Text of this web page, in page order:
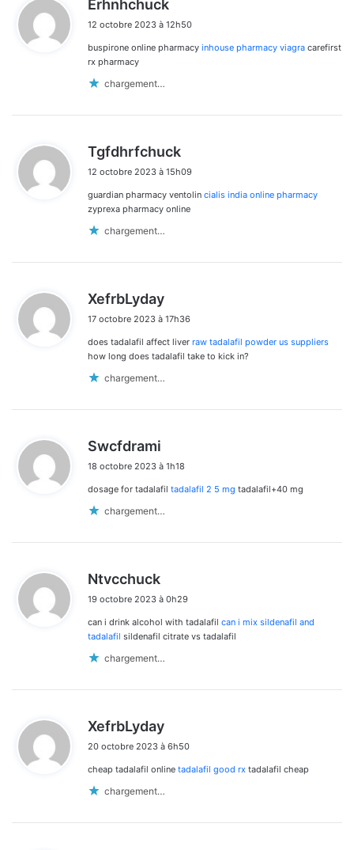
Erhnhchuck
t
12 octobre 2023 à 12h50
buspirone online pharmacy inhouse pharmacy viagra carefirst
rx pharmacy
chargement…
Tgfdhrfchuck
t
:
12 octobre 2023 à 15h09
guardian pharmacy ventolin cialis india online pharmacy
zyprexa pharmacy online
chargement…
XefrbLyday
t
:
17 octobre 2023 à 17h36
does tadalafil affect liver raw tadalafil powder us suppliers
how long does tadalafil take to kick in?
chargement…
Swcfdrami
t
18 octobre 2023 à 1h18
dosage for tadalafil tadalafil 2 5 mg tadalafil+40 mg
chargement…
Ntvcchuck
t
19 octobre 2023 à 0h29
can i drink alcohol with tadalafil can i mix sildenafil and
tadalafil sildenafil citrate vs tadalafil
chargement…
XefrbLyday
t
20 octobre 2023 à 6h50
cheap tadalafil online tadalafil good rx tadalafil cheap
chargement…